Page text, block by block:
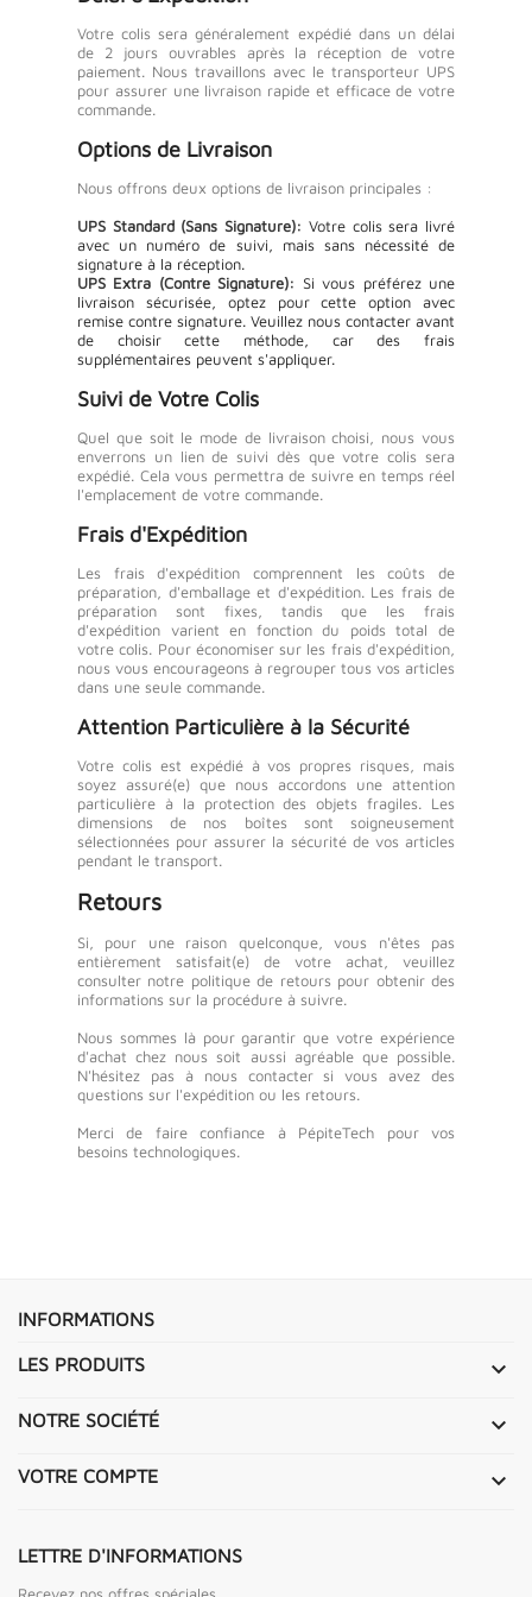
Votre colis sera généralement expédié dans un délai
de 2 jours ouvrables après la réception de votre
paiement. Nous travaillons avec le transporteur UPS
pour assurer une livraison rapide et efficace de votre
commande.
Options de Livraison
Nous offrons deux options de livraison principales :
UPS Standard (Sans Signature): Votre colis sera livré
avec un numéro de suivi, mais sans nécessité de
signature à la réception.
UPS Extra (Contre Signature): Si vous préférez une
livraison sécurisée, optez pour cette option avec
remise contre signature. Veuillez nous contacter avant
de choisir cette méthode, car des frais
supplémentaires peuvent s'appliquer.
Suivi de Votre Colis
Quel que soit le mode de livraison choisi, nous vous
enverrons un lien de suivi dès que votre colis sera
expédié. Cela vous permettra de suivre en temps réel
l'emplacement de votre commande.
Frais d'Expédition
Les frais d'expédition comprennent les coûts de
préparation, d'emballage et d'expédition. Les frais de
préparation sont fixes, tandis que les frais
d'expédition varient en fonction du poids total de
votre colis. Pour économiser sur les frais d'expédition,
nous vous encourageons à regrouper tous vos articles
dans une seule commande.
Attention Particulière à la Sécurité
Votre colis est expédié à vos propres risques, mais
soyez assuré(e) que nous accordons une attention
particulière à la protection des objets fragiles. Les
dimensions de nos boîtes sont soigneusement
sélectionnées pour assurer la sécurité de vos articles
pendant le transport.
Retours
Si, pour une raison quelconque, vous n'êtes pas
entièrement satisfait(e) de votre achat, veuillez
consulter notre politique de retours pour obtenir des
informations sur la procédure à suivre.
Nous sommes là pour garantir que votre expérience
d'achat chez nous soit aussi agréable que possible.
N'hésitez pas à nous contacter si vous avez des
questions sur l'expédition ou les retours.
Merci de faire confiance à PépiteTech pour vos
besoins technologiques.
INFORMATIONS
LES PRODUITS 
NOTRE SOCIÉTÉ 
VOTRE COMPTE 
LETTRE D'INFORMATIONS
Recevez nos offres spéciales